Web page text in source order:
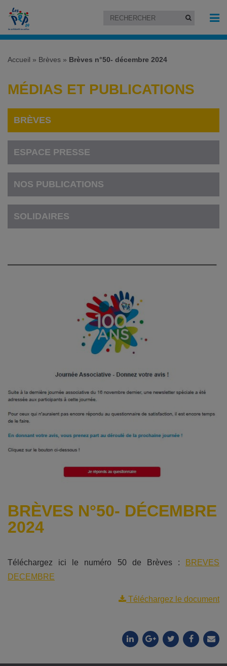
Accueil » Brèves » Brèves n°50- décembre 2024
MÉDIAS ET PUBLICATIONS
BRÈVES
ESPACE PRESSE
NOS PUBLICATIONS
SOLIDAIRES
BRÈVES N°50- DÉCEMBRE
2024
Téléchargez ici le numéro 50 de Brèves :
BREVES
DECEMBRE
Téléchargez le document